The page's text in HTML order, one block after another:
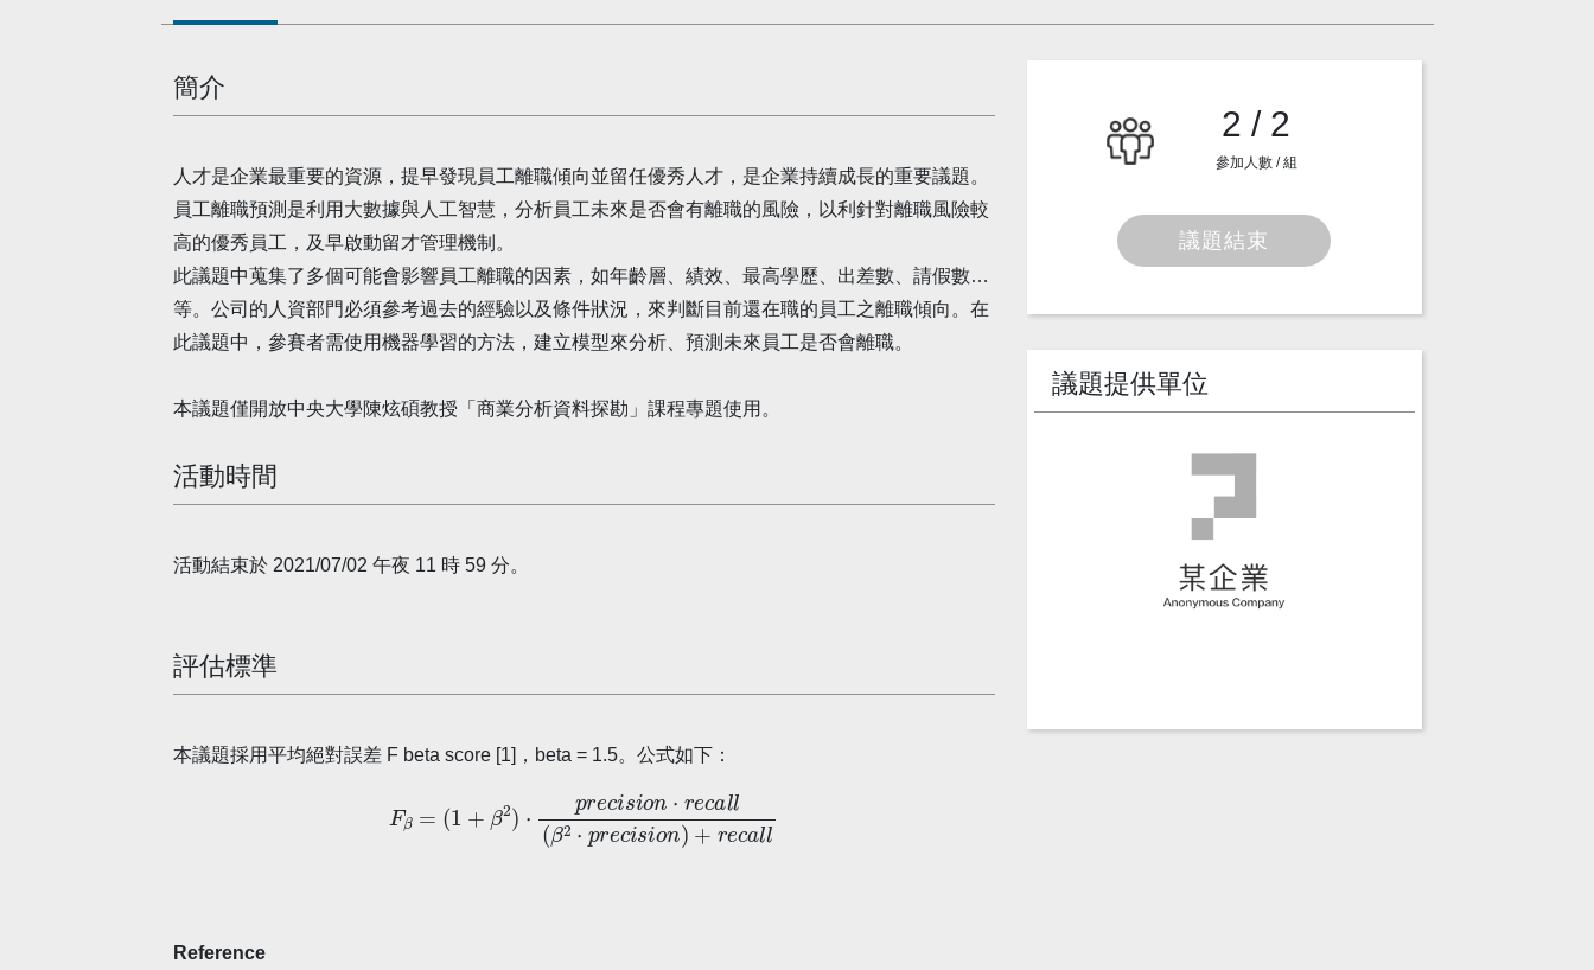
2 / 2
參加人數 / 組
議題結束
議題提供單位
簡介
人才是企業最重要的資源，提早發現員工離職傾向並留任優秀人才，是企業持續成長的重要議題。
員工離職預測是利用大數據與人工智慧，分析員工未來是否會有離職的風險，以利針對離職風險較
高的優秀員工，及早啟動留才管理機制。
此議題中蒐集了多個可能會影響員工離職的因素，如年齡層、績效、最高學歷、出差數、請假數…
等。公司的人資部門必須參考過去的經驗以及條件狀況，來判斷目前還在職的員工之離職傾向。在
此議題中，參賽者需使用機器學習的方法，建立模型來分析、預測未來員工是否會離職。
本議題僅開放中央大學陳炫碩教授「商業分析資料探勘」課程專題使用。
活動時間
活動結束於 2021/07/02 午夜 11 時 59 分。
評估標準
本議題採用平均絕對誤差 F beta score [1]，beta = 1.5。公式如下：
ecall(β2⋅p ecision
Reference